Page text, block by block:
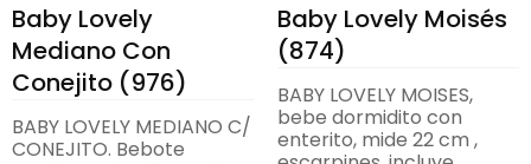
Baby Lovely
Mediano Con
Conejito (976)
BABY LOVELY MEDIANO C/
CONEJITO. Bebote
Baby Lovely Moisés
(874)
BABY LOVELY MOISES,
bebe dormidito con
enterito, mide 22 cm ,